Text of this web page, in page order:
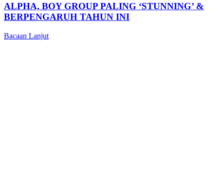
ALPHA, BOY GROUP PALING ‘STUNNING’ &
BERPENGARUH TAHUN INI
Bacaan Lanjut